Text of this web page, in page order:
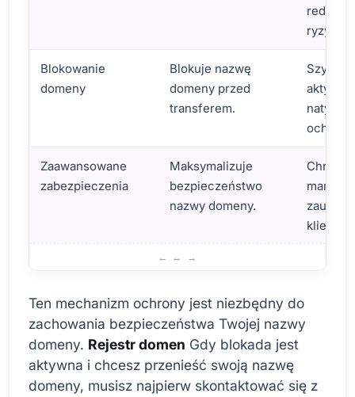
ryzyko
Blokowanie
domeny
Blokuje nazwę
domeny przed
transferem.
Szybka i
Zaawansowane
zabezpieczenia
Maksymalizuje
bezpieczeństwo
nazwy domeny.
Chroni
marki i
zaufanie
Ten mechanizm ochrony jest niezbędny do
zachowania bezpieczeństwa Twojej nazwy
domeny. Rejestr domen Gdy blokada jest
aktywna i chcesz przenieść swoją nazwę
domeny, musisz najpierw skontaktować się z